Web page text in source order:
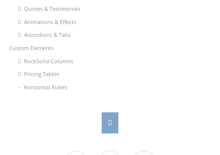
Quotes & Testimonals
Animations & Effects
Accordions & Tabs
Custom Elements
RockSolid Columns
Pricing Tables
Horizontal Rulers